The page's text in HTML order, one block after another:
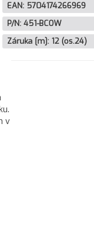
v
EAN: 5704174266969
P/N: 451-BCOW
Záruka [m]: 12 (os.24)